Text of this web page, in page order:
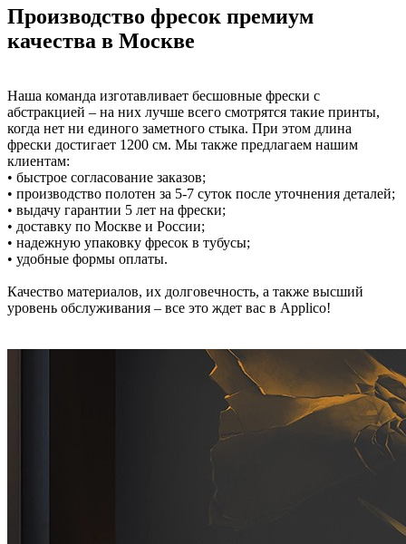
Производство фресок премиум
качества в Москве
Наша команда изготавливает бесшовные фрески с
абстракцией – на них лучше всего смотрятся такие принты,
когда нет ни единого заметного стыка. При этом длина
фрески достигает 1200 см. Мы также предлагаем нашим
клиентам:
• быстрое согласование заказов;
• производство полотен за 5-7 суток после уточнения деталей;
• выдачу гарантии 5 лет на фрески;
• доставку по Москве и России;
• надежную упаковку фресок в тубусы;
• удобные формы оплаты.
Качество материалов, их долговечность, а также высший
уровень обслуживания – все это ждет вас в Applico!